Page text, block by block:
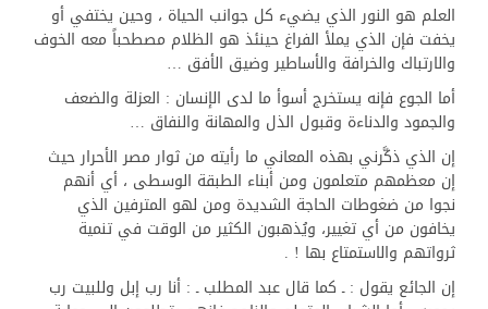
العلم هو النور الذي يضيء كل جوانب الحياة ، وحين يختفي أو
يخفت فإن الذي يملأ الفراغ حينئذ هو الظلام مصطحباً معه الخوف
والارتباك والخرافة والأساطير وضيق الأفق …
أما الجوع فإنه يستخرج أسوأ ما لدى الإنسان : العزلة والضعف
والجمود والدناءة وقبول الذل والمهانة والنفاق …
إن الذي ذكَّرني بهذه المعاني ما رأيته من ثوار مصر الأحرار حيث
إن معظمهم متعلمون ومن أبناء الطبقة الوسطى ، أي أنهم
نجوا من ضغوطات الحاجة الشديدة ومن لهو المترفين الذي
يخافون من أي تغيير، ويُذهبون الكثير من الوقت في تنمية
ثرواتهم والاستمتاع بها ! .
إن الجائع يقول : ـ كما قال عبد المطلب ـ : أنا رب إبل وللبيت رب